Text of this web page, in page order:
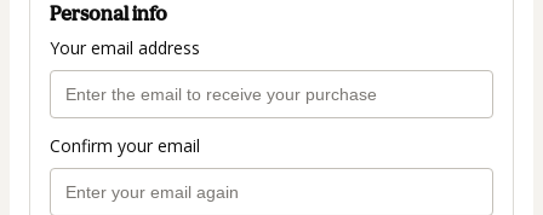
Personal info
Your email address
Confirm your email